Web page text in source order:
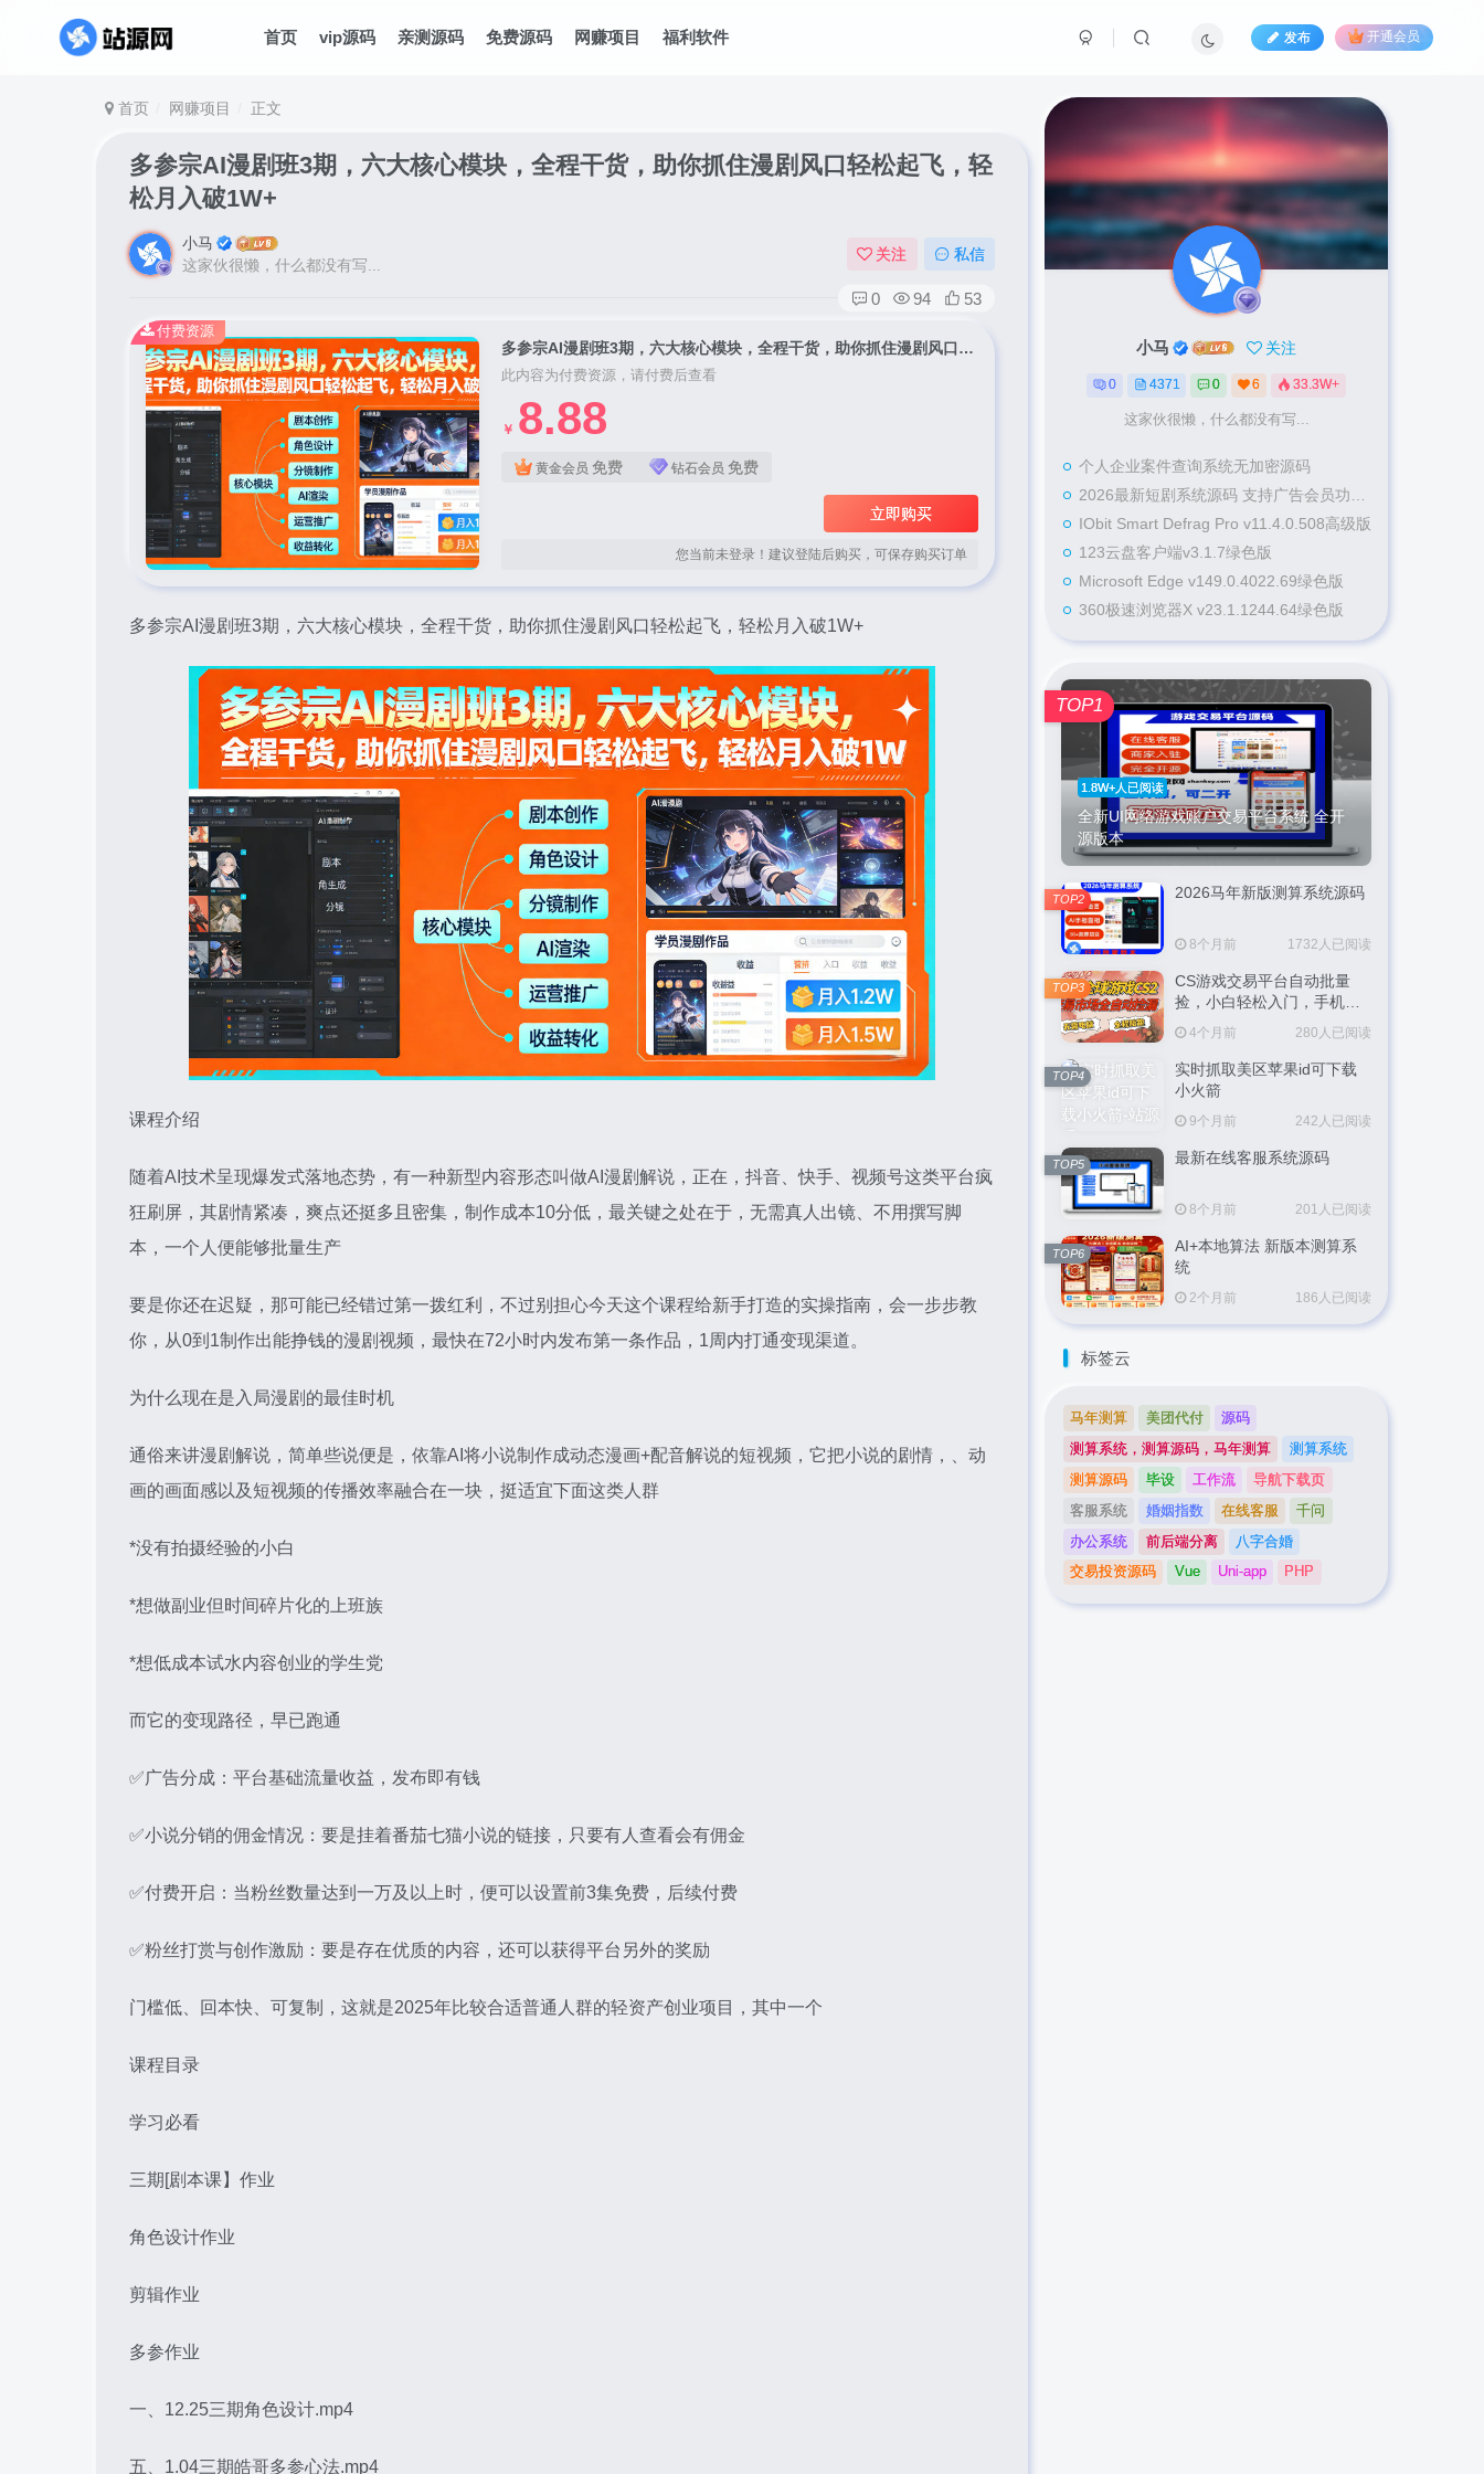
首页 vip源码 亲测源码 免费源码 网赚项目 福利软件 发布 开通会员
首页 网赚项目 正文
多参宗AI漫剧班3期，六大核心模块，全程干货，助你抓住漫剧风口轻松起飞，轻
松月入破1W+
小马
这家伙很懒，什么都没有写...
关注 私信
0 94 53
多参宗AI漫剧班3期，六大核心模块，全程干货，助你抓住漫剧风口轻松起飞，轻松月入破1W+
此内容为付费资源，请付费后查看
￥ 8.88
黄金会员 免费 钻石会员 免费
立即购买
您当前未登录！建议登陆后购买，可保存购买订单
付费资源
多参宗AI漫剧班3期，六大核心模块，全程干货，助你抓住漫剧风口轻松起飞，轻松月入破1W+
课程介绍
随着AI技术呈现爆发式落地态势，有一种新型内容形态叫做AI漫剧解说，正在，抖音、快手、视频号这类平台疯
狂刷屏，其剧情紧凑，爽点还挺多且密集，制作成本10分低，最关键之处在于，无需真人出镜、不用撰写脚
本，一个人便能够批量生产
要是你还在迟疑，那可能已经错过第一拨红利，不过别担心今天这个课程给新手打造的实操指南，会一步步教
你，从0到1制作出能挣钱的漫剧视频，最快在72小时内发布第一条作品，1周内打通变现渠道。
为什么现在是入局漫剧的最佳时机
通俗来讲漫剧解说，简单些说便是，依靠AI将小说制作成动态漫画+配音解说的短视频，它把小说的剧情，、动
画的画面感以及短视频的传播效率融合在一块，挺适宜下面这类人群
*没有拍摄经验的小白
*想做副业但时间碎片化的上班族
*想低成本试水内容创业的学生党
而它的变现路径，早已跑通
✅广告分成：平台基础流量收益，发布即有钱
✅小说分销的佣金情况：要是挂着番茄七猫小说的链接，只要有人查看会有佣金
✅付费开启：当粉丝数量达到一万及以上时，便可以设置前3集免费，后续付费
✅粉丝打赏与创作激励：要是存在优质的内容，还可以获得平台另外的奖励
门槛低、回本快、可复制，这就是2025年比较合适普通人群的轻资产创业项目，其中一个
课程目录
学习必看
三期[剧本课】作业
角色设计作业
剪辑作业
多参作业
一、12.25三期角色设计.mp4
五、1.04三期皓哥多参心法.mp4
小马 关注
0 4371 0 6 33.3W+
这家伙很懒，什么都没有写...
个人企业案件查询系统无加密源码
2026最新短剧系统源码 支持广告会员功能齐全短剧源码
IObit Smart Defrag Pro v11.4.0.508高级版
123云盘客户端v3.1.7绿色版
Microsoft Edge v149.0.4022.69绿色版
360极速浏览器X v23.1.1244.64绿色版
1.8W+人已阅读
全新UI网络游戏账户交易平台系统 全开
源版本
TOP1
2026马年新版测算系统源码
8个月前 1732人已阅读
TOP2
CS游戏交易平台自动批量
捡，小白轻松入门，手机即
可完成全部操作，日入
300+，轻松副业【揭秘】
4个月前 280人已阅读
TOP3
实时抓取美区苹果id可下载
小火箭
9个月前 242人已阅读
TOP4
最新在线客服系统源码
8个月前 201人已阅读
TOP5
AI+本地算法 新版本测算系
统
2个月前 186人已阅读
TOP6
标签云
马年测算 美团代付
源码
测算系统，测算源码，马年测算
测算系统
测算源码
毕设 工作流
导航下载页
客服系统
婚姻指数 在线客服
千问
办公系统
前后端分离
八字合婚
交易投资源码
Vue Uni-app PHP